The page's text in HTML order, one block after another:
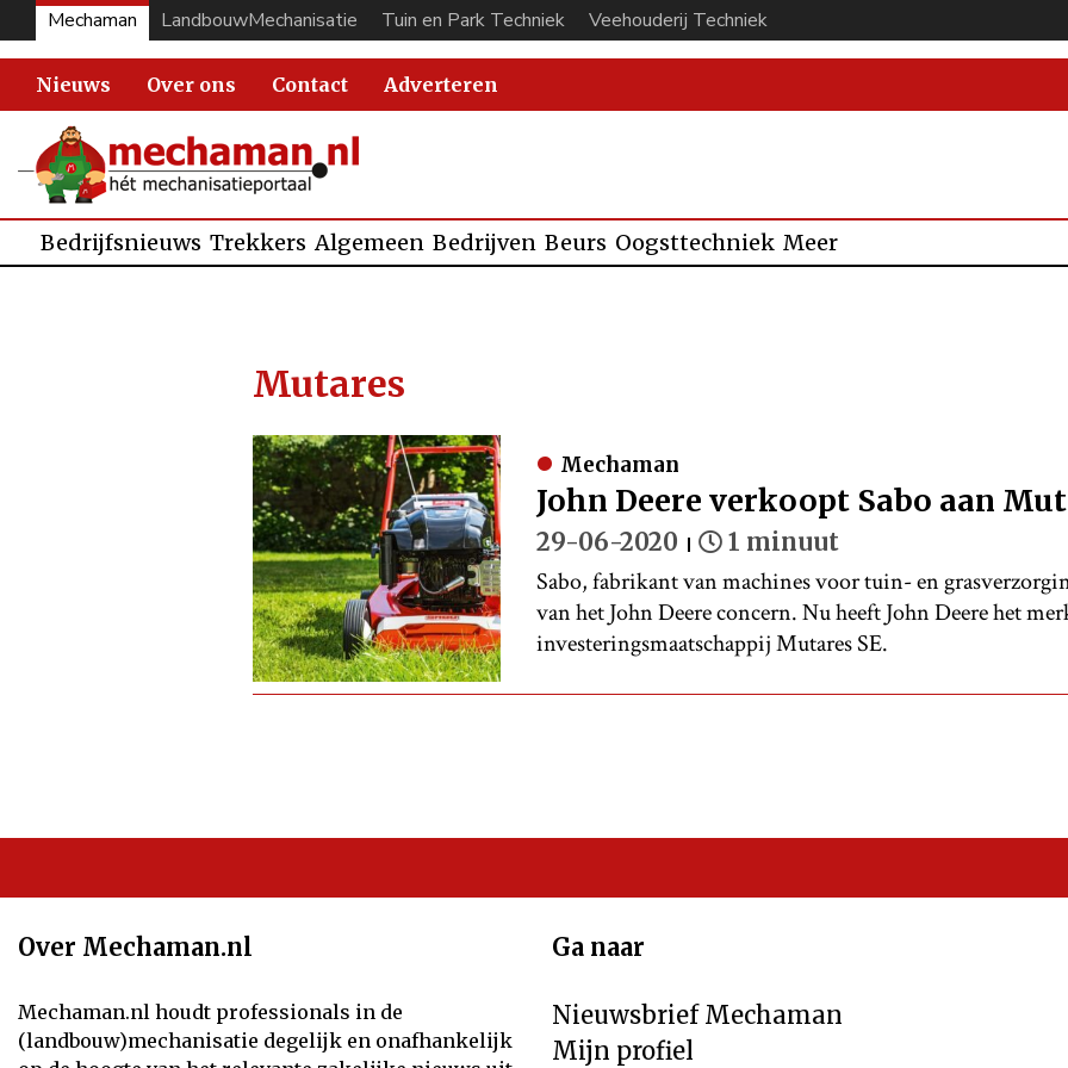
Mechaman LandbouwMechanisatie Tuin en Park Techniek Veehouderij Techniek
Nieuws Over ons Contact Adverteren
Bedrijfsnieuws Trekkers Algemeen Bedrijven Beurs Oogsttechniek Meer
Mutares
Mechaman
John Deere verkoopt Sabo aan
29-06-2020 1 minuut
Sabo, fabrikant van machines voor tuin- en
van het John Deere concern. Nu heeft John Deere het
investeringsmaatschappij Mutares SE.
Over Mechaman.nl
Mechaman.nl houdt professionals in de
(landbouw)mechanisatie degelijk en onafhankelijk
Ga naar
Nieuwsbrief Mechaman
Mijn profiel